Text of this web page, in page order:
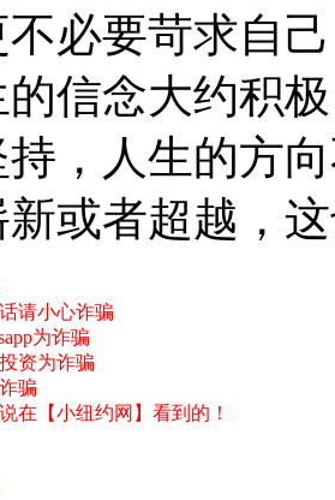
必要苛求自
信念大约积
，人生的方
新或者超越，
请小心诈骗
为诈骗
资为诈骗
骗
在【小纽约网】看到的！